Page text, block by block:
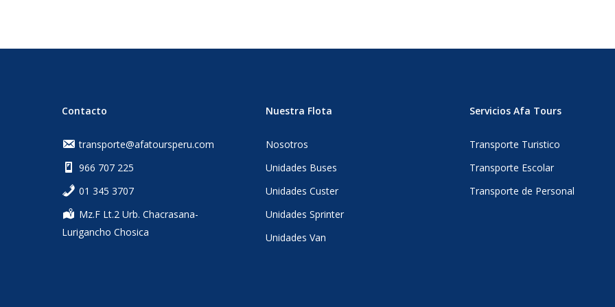
Contacto
transporte@afatoursperu.com
966 707 225
‎01 345 3707
Mz.F Lt.2 Urb. Chacrasana-
Lurigancho Chosica
Nuestra Flota
Nosotros
Unidades Buses
Unidades Custer
Unidades Sprinter
Unidades Van
Servicios Afa Tours
Transporte Turistico
Transporte Escolar
Transporte de Personal